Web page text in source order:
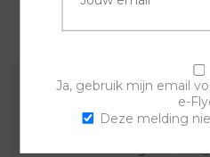
Met deze vrolijke sierring en
zelf je eigen horloge
Ja, gebruik mijn email
e-
Deze melding